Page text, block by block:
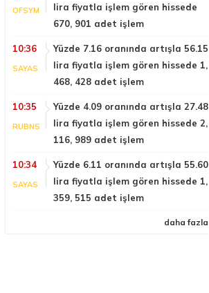
OFSYM
lira fiyatla işlem gören hissede
670, 901 adet işlem
10:36
SAYAS
Yüzde 7.16 oranında artışla 56.15
lira fiyatla işlem gören hissede 1,
468, 428 adet işlem
10:35
RUBNS
Yüzde 4.09 oranında artışla 27.48
lira fiyatla işlem gören hissede 2,
116, 989 adet işlem
10:34
SAYAS
Yüzde 6.11 oranında artışla 55.60
lira fiyatla işlem gören hissede 1,
359, 515 adet işlem
daha fazla